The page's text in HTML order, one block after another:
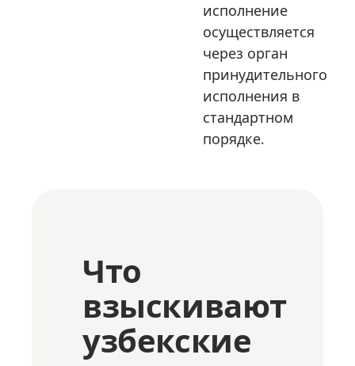
исполнение
осуществляется
через орган
принудительного
исполнения в
стандартном
порядке.
Что
взыскивают
узбекские